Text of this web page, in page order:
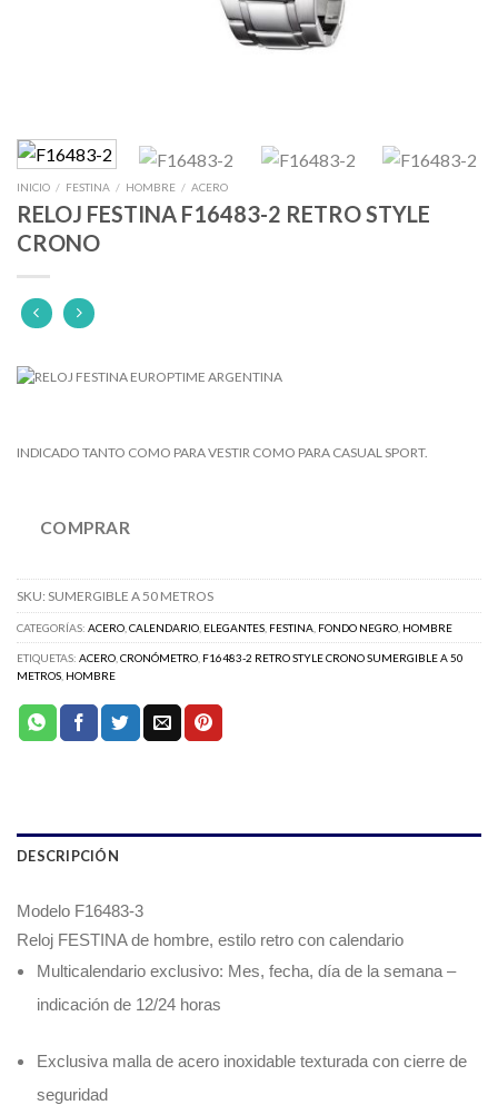
INICIO / FESTINA / HOMBRE / ACERO
RELOJ FESTINA F16483-2 RETRO STYLE
CRONO
INDICADO TANTO COMO PARA VESTIR COMO PARA CASUAL SPORT.
COMPRAR
SKU: SUMERGIBLE A 50 METROS
CATEGORÍAS: ACERO CALENDARIO ELEGANTES FESTINA FONDO NEGRO HOMBRE
ETIQUETAS: ACERO CRONÓMETRO F16483-2 RETRO STYLE CRONO SUMERGIBLE A 50
METROS HOMBRE
DESCRIPCIÓN
Modelo F16483-3
Reloj FESTINA de hombre, estilo retro con calendario
Multicalendario exclusivo: Mes, fecha, día de la semana –
indicación de 12/24 horas
Exclusiva malla de acero inoxidable texturada con cierre de
seguridad